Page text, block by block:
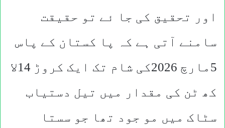
اور تحقیق کی جا ئے تو حقیقت
سامنے آتی ہے کہ پا کستان کے پاس
5مارچ 2026کی شام تک ایک کروڑ 14لا
کھ ٹن کی مقدار میں تیل دستیاب
سٹاک میں مو جود تھا جو سستا